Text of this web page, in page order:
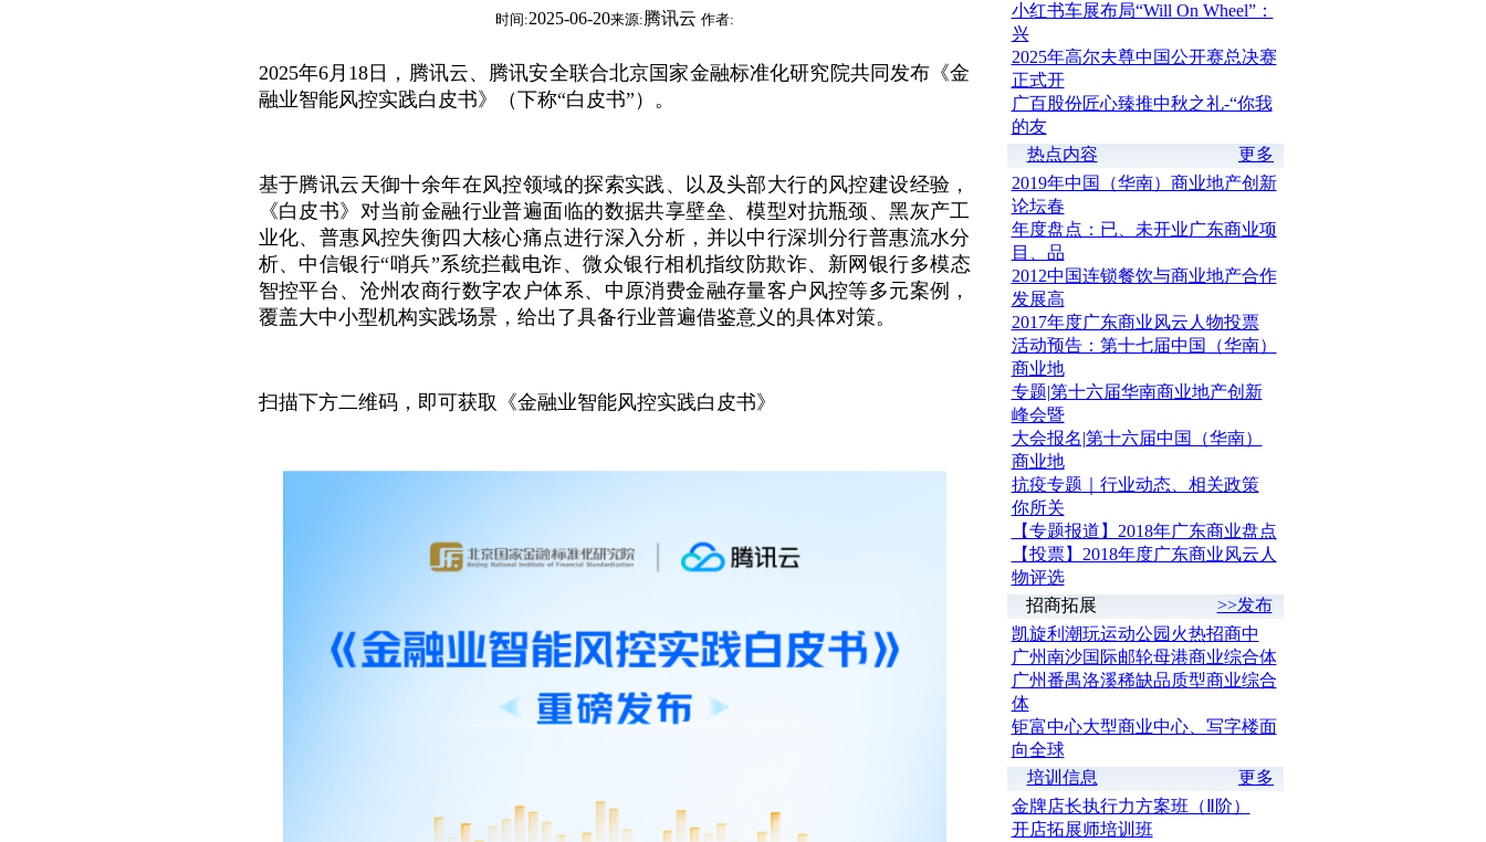
时间:2025-06-20来源:腾讯云 作者:
2025年6月18日，腾讯云、腾讯安全联合北京国家金融标准化研究院共同发布《金
融业智能风控实践白皮书》（下称“白皮书”）。
基于腾讯云天御十余年在风控领域的探索实践、以及头部大行的风控建设经验，
《白皮书》对当前金融行业普遍面临的数据共享壁垒、模型对抗瓶颈、黑灰产工
业化、普惠风控失衡四大核心痛点进行深入分析，并以中行深圳分行普惠流水分
析、中信银行“哨兵”系统拦截电诈、微众银行相机指纹防欺诈、新网银行多模态
智控平台、沧州农商行数字农户体系、中原消费金融存量客户风控等多元案例，
覆盖大中小型机构实践场景，给出了具备行业普遍借鉴意义的具体对策。
扫描下方二维码，即可获取《金融业智能风控实践白皮书》
小红书车展布局“Will On Wheel”：
兴
2025年高尔夫尊中国公开赛总决赛
正式开
广百股份匠心臻推中秋之礼-“你我
的友
热点内容
更多
2019年中国（华南）商业地产创新
论坛春
年度盘点：已、未开业广东商业项
目、品
2012中国连锁餐饮与商业地产合作
发展高
2017年度广东商业风云人物投票
活动预告：第十七届中国（华南）
商业地
专题|第十六届华南商业地产创新
峰会暨
大会报名|第十六届中国（华南）
商业地
抗疫专题｜行业动态、相关政策
你所关
【专题报道】2018年广东商业盘点
【投票】2018年度广东商业风云人
物评选
招商拓展
>>发布
凯旋利潮玩运动公园火热招商中
广州南沙国际邮轮母港商业综合体
广州番禺洛溪稀缺品质型商业综合
体
钜富中心大型商业中心、写字楼面
向全球
培训信息
更多
金牌店长执行力方案班（Ⅱ阶）
开店拓展师培训班